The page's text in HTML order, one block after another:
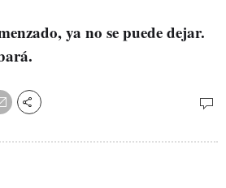
ya no se puede dejar.